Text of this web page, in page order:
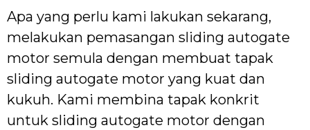
Apa yang perlu kami lakukan sekarang,
melakukan pemasangan sliding autogate
motor semula dengan membuat tapak
sliding autogate motor yang kuat dan
kukuh. Kami membina tapak konkrit
untuk sliding autogate motor dengan